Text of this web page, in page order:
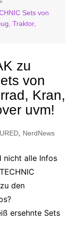
Sets von
Traktor,
zu
von
Kran,
uvm!
, NerdNews
nicht alle Infos
den
ersehnte Sets